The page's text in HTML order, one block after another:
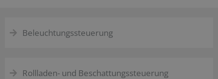
Beleuchtungssteuerung
Rollladen- und Beschattungssteuerung